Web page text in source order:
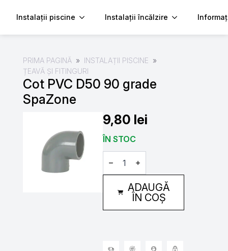
Instalații piscine Instalații încălzire
PRIMA PAGINĂ
INSTALAȚII PISCINE
ȚEAVĂ ȘI FITINGURI
Cot PVC D50 90 grade
SpaZone
9,80 lei
ÎN STOC
Cantitate
Cot
grade
SpaZone
ADAUGĂ
ÎN COȘ